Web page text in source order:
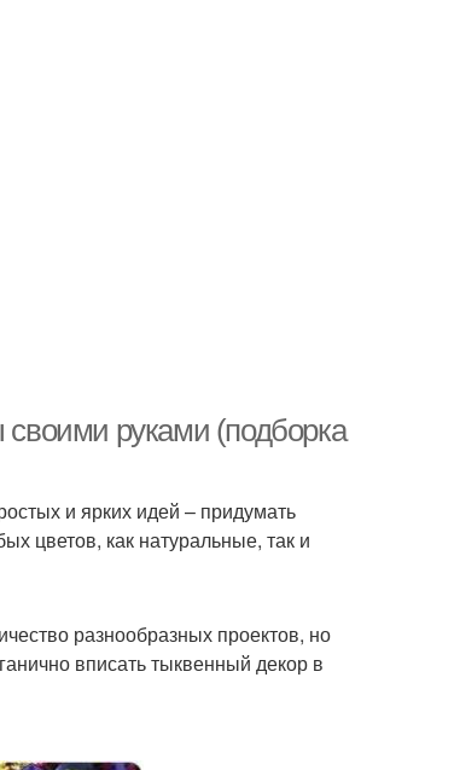
своими руками (подборка
и ярких идей – придумать
цветов, как натуральные, так и
разнообразных проектов, но
вписать тыквенный декор в